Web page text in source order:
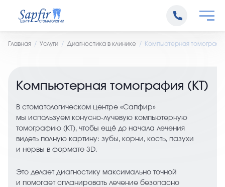
Главная Услуги Диагностика в клинике Компьютерная
Компьютерная томография (КТ)
В стоматологическом центре «Сапфир»
мы используем конусно‑лучевую компьютерную
томографию (КТ), чтобы ещё до начала лечения
видеть полную картину: зубы, корни, кость, пазухи
и нервы в формате 3D.
Это делает диагностику максимально точной
и помогает спланировать лечение безопасно